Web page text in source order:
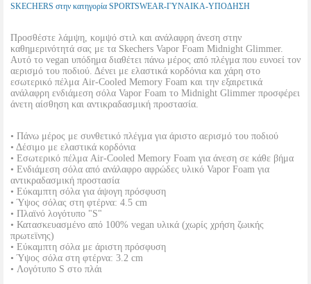
SKECHERS στην κατηγορία SPORTSWEAR-ΓΥΝΑΙΚΑ-ΥΠΟΔΗΣΗ
Προσθέστε λάμψη, κομψό στιλ και ανάλαφρη άνεση στην
καθημερινότητά σας με τα Skechers Vapor Foam Midnight Glimmer.
Αυτό το vegan υπόδημα διαθέτει πάνω μέρος από πλέγμα που ευνοεί τον
αερισμό του ποδιού. Δένει με ελαστικά κορδόνια και χάρη στο
εσωτερικό πέλμα Air-Cooled Memory Foam και την εξαιρετικά
ανάλαφρη ενδιάμεση σόλα Vapor Foam το Midnight Glimmer προσφέρει
άνετη αίσθηση και αντικραδασμική προστασία.
• Πάνω μέρος με συνθετικό πλέγμα για άριστο αερισμό του ποδιού
• Δέσιμο με ελαστικά κορδόνια
• Εσωτερικό πέλμα Air-Cooled Memory Foam για άνεση σε κάθε βήμα
• Ενδιάμεση σόλα από ανάλαφρο αφρώδες υλικό Vapor Foam για
αντικραδασμική προστασία
• Εύκαμπτη σόλα για άψογη πρόσφυση
• Ύψος σόλας στη φτέρνα: 4.5 cm
• Πλαϊνό λογότυπο "S"
• Κατασκευασμένο από 100% vegan υλικά (χωρίς χρήση ζωικής
πρωτεϊνης)
• Εύκαμπτη σόλα με άριστη πρόσφυση
• Ύψος σόλα στη φτέρνα: 3.2 cm
• Λογότυπο S στο πλάι